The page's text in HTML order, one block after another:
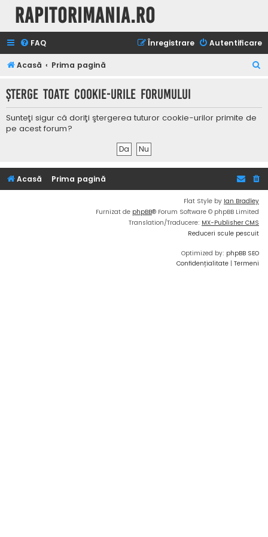
Rapitorimania.ro
FAQ Autentificare
Înregistrare
Acasă Prima pagină
t
Şterge toate cookie-urile forumului
Sunteţi sigur că doriţi ştergerea tuturor cookie-urilor primite de
pe acest forum?
Acasă Prima pagină
Flat Style by Ian Bradley
Furnizat de phpBB® Forum Software © phpBB Limited
Translation/Traducere: MX-Publisher CMS
Reduceri scule pescuit
Optimized by: phpBB SEO
Confidențialitate | Termeni